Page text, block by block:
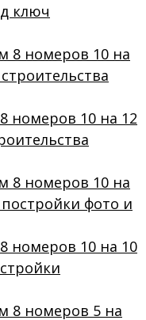
ключ
номеров 10 на 12
номеров 10 на 10